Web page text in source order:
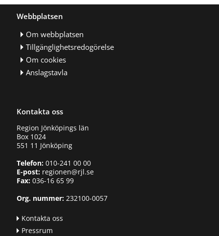
Webbplatsen
Om webbplatsen
Tillgänglighetsredogörelse
Om cookies
Anslagstavla
Kontakta oss
Region Jönköpings län
Box 1024
551 11 Jönköping
Telefon:010-241 00 00
E-post:regionen@rjl.se
Fax: 036-16 65 99
Org. nummer:232100-0057
Kontakta oss
Pressrum